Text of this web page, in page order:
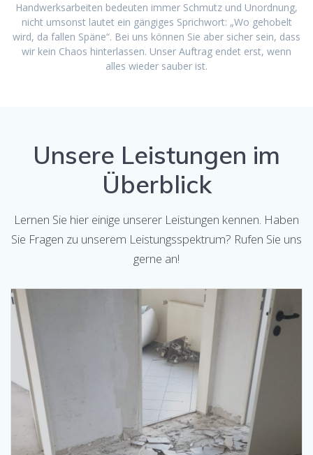
Handwerksarbeiten bedeuten immer Schmutz und Unordnung,
nicht umsonst lautet ein gängiges Sprichwort: „Wo gehobelt
wird, da fallen Späne“. Bei uns können Sie aber sicher sein, dass
wir kein Chaos hinterlassen. Unser Auftrag endet erst, wenn
alles wieder sauber ist.
Unsere Leistungen im
Überblick
Lernen Sie hier einige unserer Leistungen kennen. Haben
Sie Fragen zu unserem Leistungsspektrum? Rufen Sie uns
gerne an!